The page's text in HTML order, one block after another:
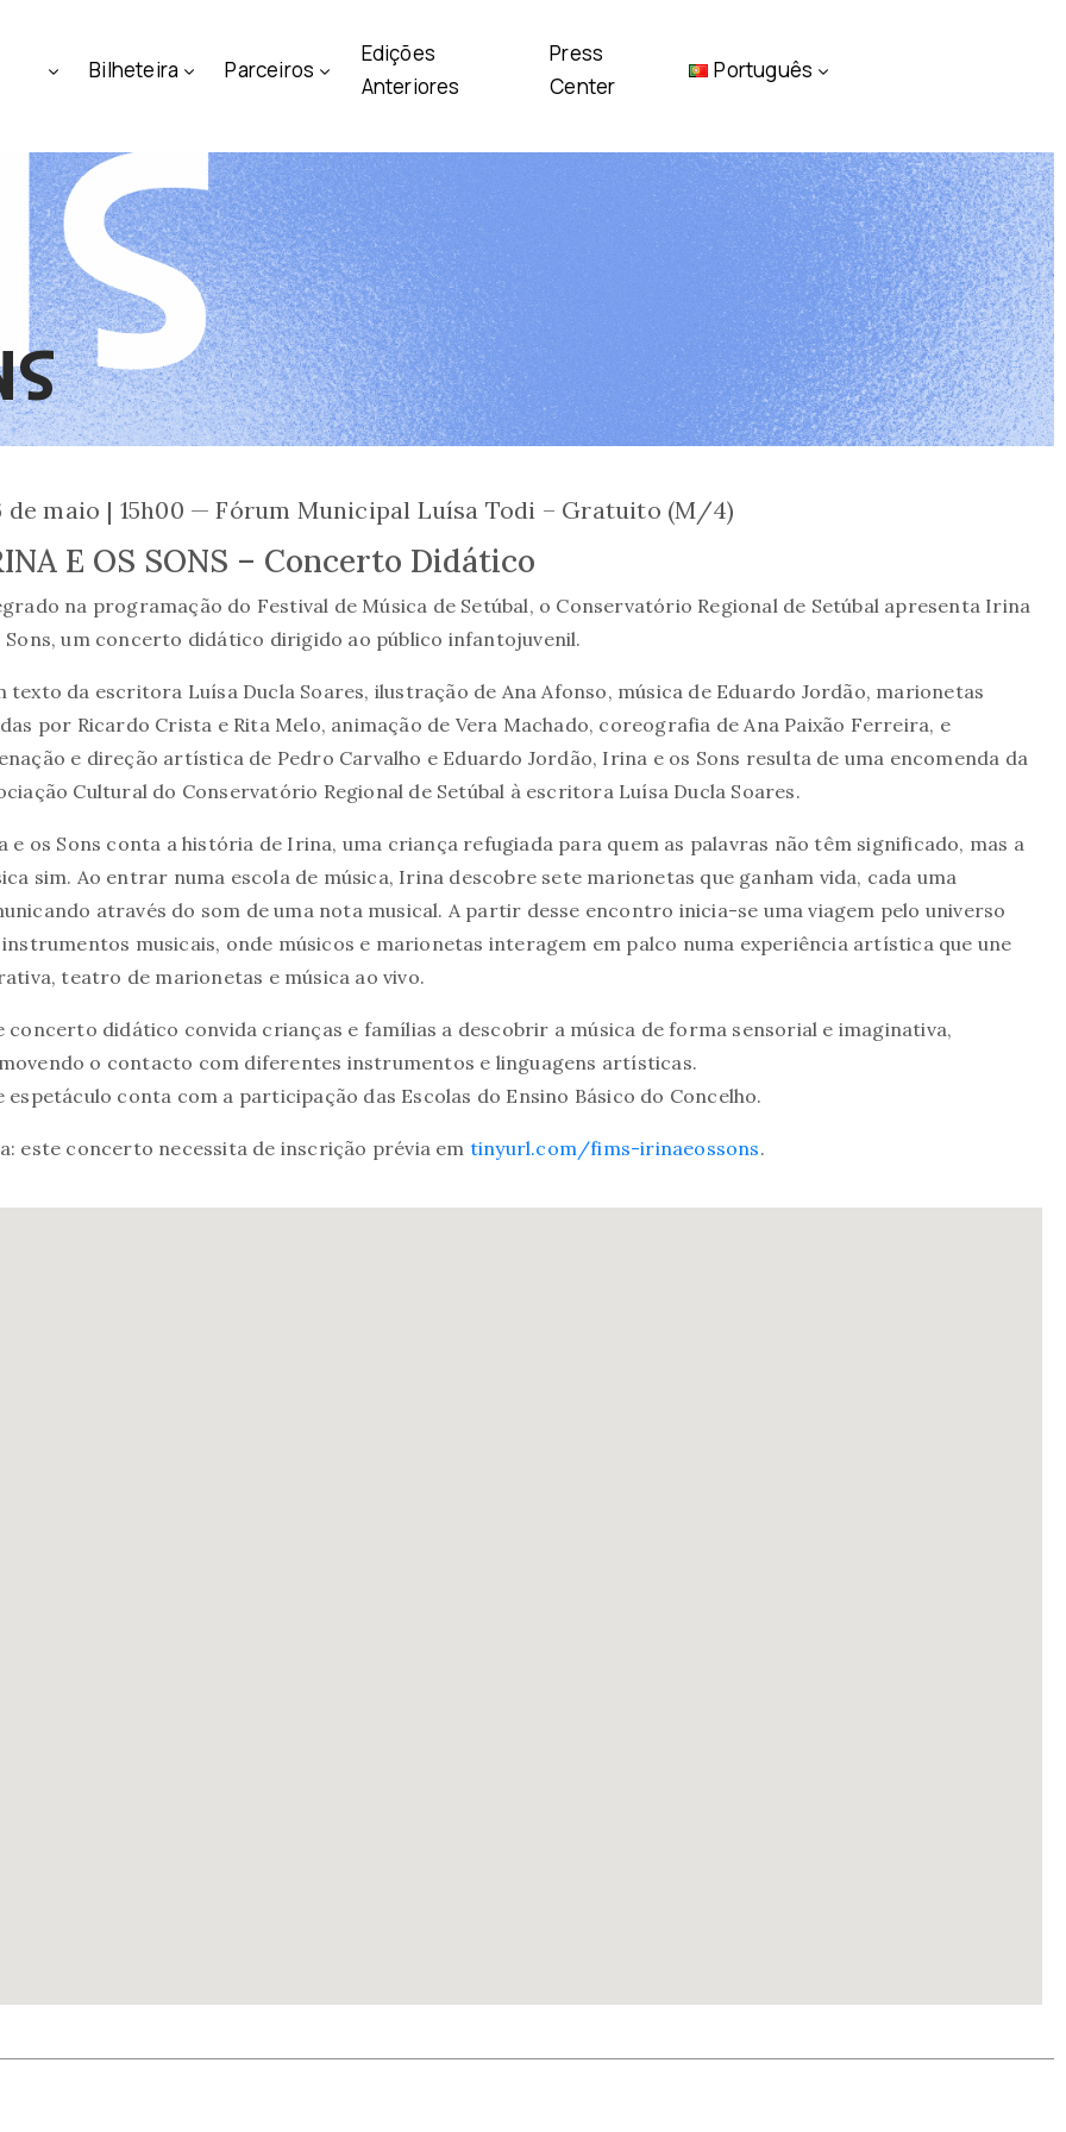
Bilheteira Parceiros
Edições
Anteriores
Press
Center
Português
de maio | 15h00 — Fórum Municipal Luísa Todi – Gratuito (M/4)
E OS SONS – Concerto Didático
na programação do Festival de Música de Setúbal, o Conservatório Regional de Setúbal apresenta Irina
Sons, um concerto didático dirigido ao público infantojuvenil.
texto da escritora Luísa Ducla Soares, ilustração de Ana Afonso, música de Eduardo Jordão, marionetas
por Ricardo Crista e Rita Melo, animação de Vera Machado, coreografia de Ana Paixão Ferreira, e
e direção artística de Pedro Carvalho e Eduardo Jordão, Irina e os Sons resulta de uma encomenda da
Cultural do Conservatório Regional de Setúbal à escritora Luísa Ducla Soares.
e os Sons conta a história de Irina, uma criança refugiada para quem as palavras não têm significado, mas a
sim. Ao entrar numa escola de música, Irina descobre sete marionetas que ganham vida, cada uma
através do som de uma nota musical. A partir desse encontro inicia-se uma viagem pelo universo
musicais, onde músicos e marionetas interagem em palco numa experiência artística que une
teatro de marionetas e música ao vivo.
concerto didático convida crianças e famílias a descobrir a música de forma sensorial e imaginativa,
o contacto com diferentes instrumentos e linguagens artísticas.
espetáculo conta com a participação das Escolas do Ensino Básico do Concelho.
este concerto necessita de inscrição prévia em tinyurl.com/fims-irinaeossons.